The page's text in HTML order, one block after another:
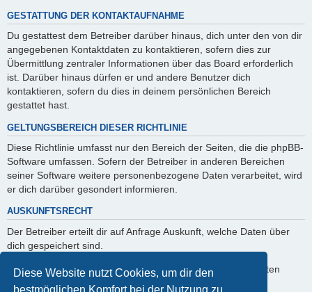
Diese Website nutzt Cookies, um dir den
bestmöglichen Komfort bei der Nutzung zu
GESTATTUNG DER KONTAKTAUFNAHME
Du gestattest dem Betreiber darüber hinaus, dich unter den von dir
angegebenen Kontaktdaten zu kontaktieren, sofern dies zur
Übermittlung zentraler Informationen über das Board erforderlich
ist. Darüber hinaus dürfen er und andere Benutzer dich
kontaktieren, sofern du dies in deinem persönlichen Bereich
gestattet hast.
GELTUNGSBEREICH DIESER RICHTLINIE
Diese Richtlinie umfasst nur den Bereich der Seiten, die die phpBB-
Software umfassen. Sofern der Betreiber in anderen Bereichen
seiner Software weitere personenbezogene Daten verarbeitet, wird
er dich darüber gesondert informieren.
AUSKUNFTSRECHT
Der Betreiber erteilt dir auf Anfrage Auskunft, welche Daten über
dich gespeichert sind.
Du kannst jederzeit die Löschung bzw. Sperrung deiner Daten
verlangen. Kontaktiere hierzu bitte den Betreiber.